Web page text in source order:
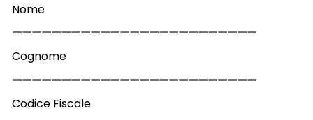
Nome
Cognome
Codice Fiscale